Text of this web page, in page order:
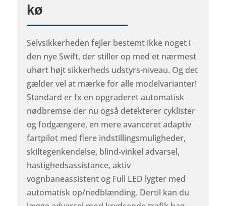
kø
Selvsikkerheden fejler bestemt ikke noget i
den nye Swift, der stiller op med et nærmest
uhørt højt sikkerheds udstyrs-niveau. Og det
gælder vel at mærke for alle modelvarianter!
Standard er fx en opgraderet automatisk
nødbremse der nu også detekterer cyklister
og fodgængere, en mere avanceret adaptiv
fartpilot med flere indstillingsmuligheder,
skiltegenkendelse, blind-vinkel advarsel,
hastighedsassistance, aktiv
vognbaneassistent og Full LED lygter med
automatisk op/nedblænding. Dertil kan du